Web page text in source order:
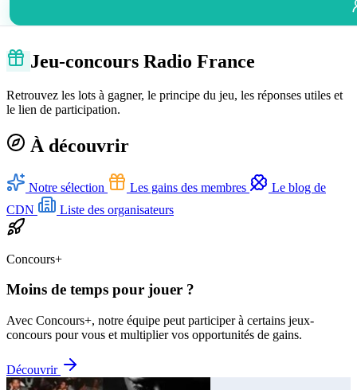
Jeu-concours Radio France
Retrouvez les lots à gagner, le principe du jeu, les réponses utiles et
le lien de participation.
À découvrir
Notre sélection Les gains des membres
Le blog de
CDN
Liste des organisateurs
Concours+
Moins de temps pour jouer ?
Avec Concours+, notre équipe peut participer à certains jeux-
concours pour vous et multiplier vos opportunités de gains.
Découvrir